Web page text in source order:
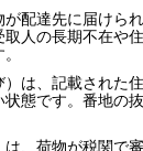
配達先に届けら
人の長期不在や
は、記載された
態です。番地の
、荷物が税関で